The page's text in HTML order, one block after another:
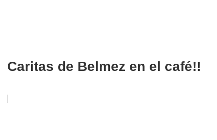
Caritas de Belmez en el café!!